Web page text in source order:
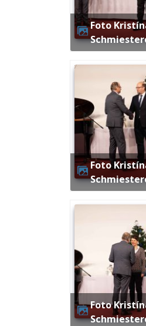
Foto Kristína
Foto Kristína
Foto Kristína